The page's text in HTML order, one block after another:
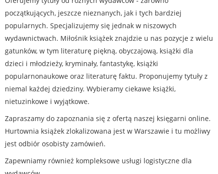
początkujących, jeszcze nieznanych, jak i tych bardziej
popularnych. Specjalizujemy się jednak w niszowych
wydawnictwach. Miłośnik książek znajdzie u nas pozycje z wielu
gatunków, w tym literaturę piękną, obyczajową, książki dla
dzieci i młodzieży, kryminały, fantastykę, książki
popularnonaukowe oraz literaturę faktu. Proponujemy tytuły z
niemal każdej dziedziny. Wybieramy ciekawe książki,
nietuzinkowe i wyjątkowe.
Zapraszamy do zapoznania się z ofertą naszej księgarni online.
Hurtownia książek zlokalizowana jest w Warszawie i tu możliwy
jest odbiór osobisty zamówień.
Zapewniamy również kompleksowe usługi logistyczne dla